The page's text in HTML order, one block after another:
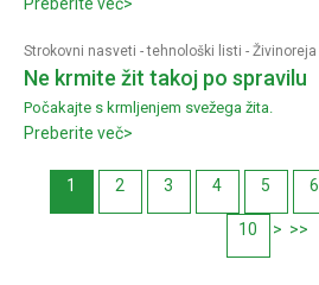
Strokovni nasveti - tehnološki listi - Živinoreja
Ne krmite žit takoj po spravilu
Počakajte s krmljenjem svežega žita.
Preberite več>
1 2 3 4 5 6
10 > >>